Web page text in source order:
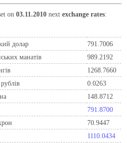
on03.11.2010 nextexchange rates:
долар
791.7006
манатів
989.2192
1268.7660
0.0263
148.8712
791.8700
70.9447
1110.0434